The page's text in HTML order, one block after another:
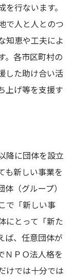
行ないます。
で人と人とのつ
知恵や工夫によ
。各市区町村の
した助け合い活
上げ等を支援す
降に団体を設立
も新しい事業を
（グループ）
で「新しい事
にとって「新た
ば、任意団体が
ＮＰＯ法人格を
けでは十分では